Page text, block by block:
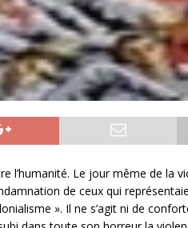
l’humanité. Le jour même de la
de ceux qui
». Il ne s’agit ni de